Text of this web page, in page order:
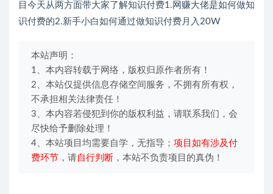
目今天从两方面带大家了解知识付费1.网赚大佬是如何做知
识付费的2.新手小白如何通过做知识付费月入20W
本站声明：
1、本内容转载于网络，版权归原作者所有！
2、本站仅提供信息存储空间服务，不拥有所有权，
不承担相关法律责任！
3、本内容若侵犯到你的版权利益，请联系我们，会
尽快给予删除处理！
4、本站项目均需要自学，无指导； 项目如有涉及付
费环节 ，请自行判断 ，本站不负责项目的真伪！